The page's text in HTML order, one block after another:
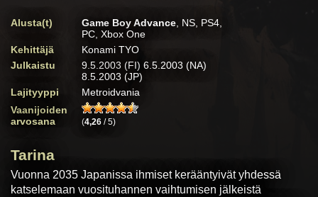
Tarina
Vuonna 2035 Japanissa ihmiset kerääntyivät yhdessä
katselemaan vuosituhannen vaihtumisen jälkeistä
Alusta(t) Game Boy Advance, NS, PS4,
PC, Xbox One
Kehittäjä
Konami TYO
Julkaistu
9.5.2003 (FI) 6.5.2003 (NA)
8.5.2003 (JP)
Lajityyppi
Metroidvania
Vaanijoiden
arvosana
(4,26 / 5)